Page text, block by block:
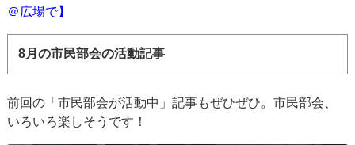
＠広場で】
8月の市民部会の活動記事
前回の「市民部会が活動中」記事もぜひぜひ。市民部会、
いろいろ楽しそうです！